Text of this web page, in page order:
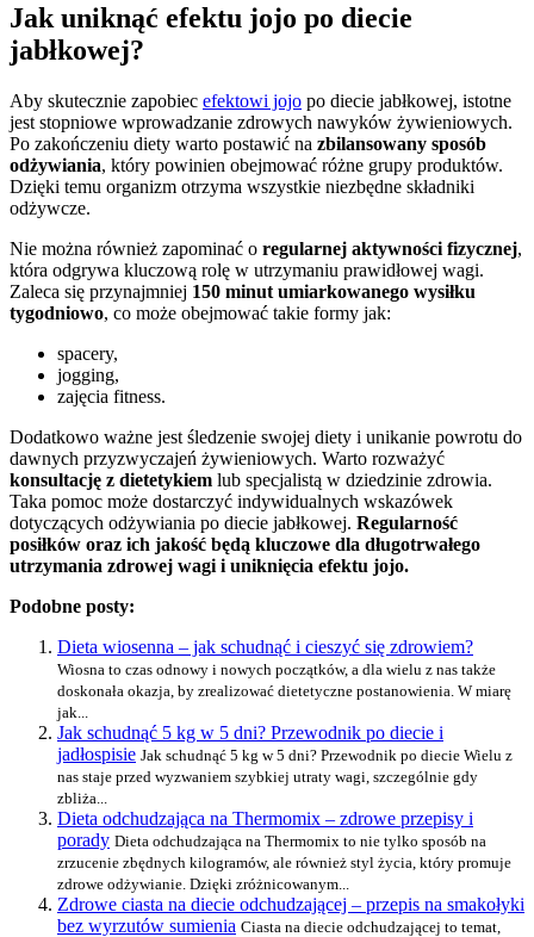
Jak uniknąć efektu jojo po diecie
jabłkowej?
Aby skutecznie zapobiec efektowi jojo po diecie jabłkowej, istotne
jest stopniowe wprowadzanie zdrowych nawyków żywieniowych.
Po zakończeniu diety warto postawić na zbilansowany sposób
odżywiania, który powinien obejmować różne grupy produktów.
Dzięki temu organizm otrzyma wszystkie niezbędne składniki
odżywcze.
Nie można również zapominać o regularnej aktywności fizycznej,
która odgrywa kluczową rolę w utrzymaniu prawidłowej wagi.
Zaleca się przynajmniej 150 minut umiarkowanego wysiłku
tygodniowo, co może obejmować takie formy jak:
spacery,
jogging,
zajęcia fitness.
Dodatkowo ważne jest śledzenie swojej diety i unikanie powrotu do
dawnych przyzwyczajeń żywieniowych. Warto rozważyć
konsultację z dietetykiem lub specjalistą w dziedzinie zdrowia.
Taka pomoc może dostarczyć indywidualnych wskazówek
dotyczących odżywiania po diecie jabłkowej. Regularność
posiłków oraz ich jakość będą kluczowe dla długotrwałego
utrzymania zdrowej wagi i uniknięcia efektu jojo.
Podobne posty:
Dieta wiosenna – jak schudnąć i cieszyć się zdrowiem?
Wiosna to czas odnowy i nowych początków, a dla wielu z nas także
doskonała okazja, by zrealizować dietetyczne postanowienia. W miarę
jak...
Jak schudnąć 5 kg w 5 dni? Przewodnik po diecie i
jadłospisie Jak schudnąć 5 kg w 5 dni? Przewodnik po diecie Wielu z
nas staje przed wyzwaniem szybkiej utraty wagi, szczególnie gdy
zbliża...
Dieta odchudzająca na Thermomix – zdrowe przepisy i
porady Dieta odchudzająca na Thermomix to nie tylko sposób na
zrzucenie zbędnych kilogramów, ale również styl życia, który promuje
zdrowe odżywianie. Dzięki zróżnicowanym...
Zdrowe ciasta na diecie odchudzającej – przepis na smakołyki
bez wyrzutów sumienia Ciasta na diecie odchudzającej to temat,